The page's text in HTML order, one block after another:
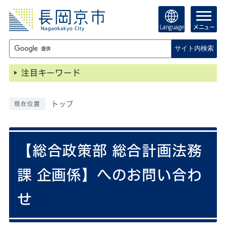
Language メニュー
サイト内検索
注目キーワード
現在位置 トップ
【総合政策部 総合計画法務
課 企画係】へのお問い合わ
せ